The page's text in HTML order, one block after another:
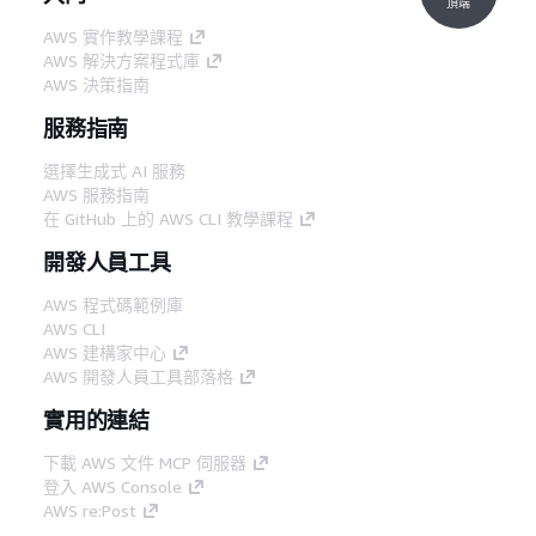
AWS 實作教學課程
AWS 解決方案程式庫
AWS 決策指南
服務指南
選擇生成式 AI 服務
AWS 服務指南
在 GitHub 上的 AWS CLI 教學課程
開發人員工具
AWS 程式碼範例庫
AWS CLI
AWS 建構家中心
AWS 開發人員工具部落格
實用的連結
下載 AWS 文件 MCP 伺服器
登入 AWS Console
AWS re:Post